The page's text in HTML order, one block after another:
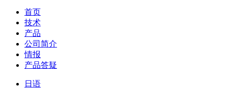
首页
技术
产品
公司简介
情报
产品答疑
日语